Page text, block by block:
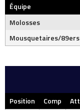
Équipe
Molosses
Mousquetaires/89ers
Position Comp Att